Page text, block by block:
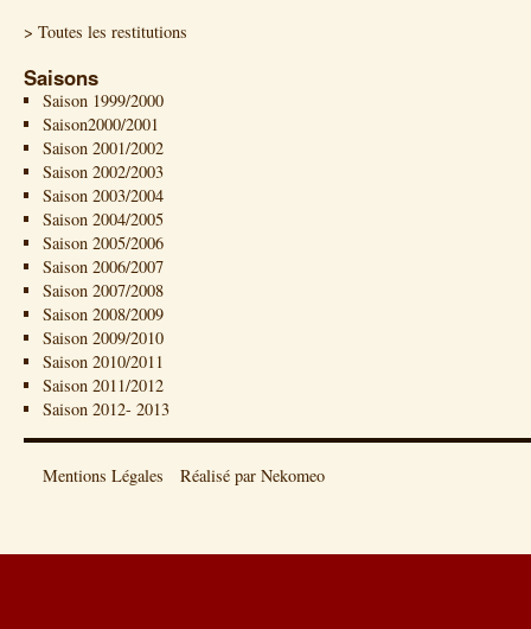
> Toutes les restitutions
Saisons
Saison 1999/2000
Saison2000/2001
Saison 2001/2002
Saison 2002/2003
Saison 2003/2004
Saison 2004/2005
Saison 2005/2006
Saison 2006/2007
Saison 2007/2008
Saison 2008/2009
Saison 2009/2010
Saison 2010/2011
Saison 2011/2012
Saison 2012- 2013
Mentions Légales Réalisé par Nekomeo